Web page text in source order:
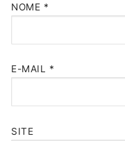
NOME *
E-MAIL *
SITE